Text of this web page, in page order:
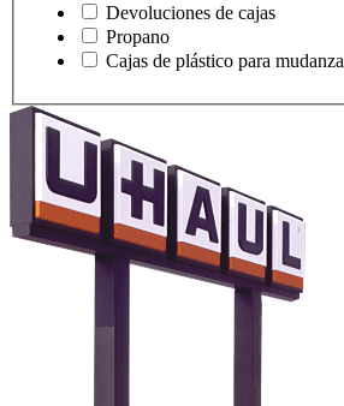
Devoluciones de cajas
Propano
Cajas de plástico para mudanza